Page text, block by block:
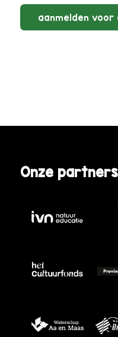
aanmelden
Onze partners